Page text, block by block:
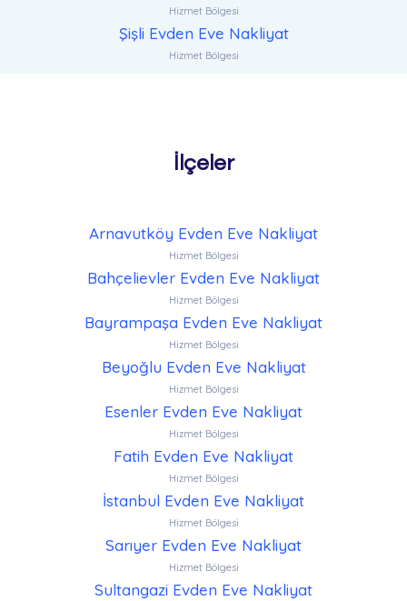
Hizmet Bölgesi
Şişli Evden Eve Nakliyat
Hizmet Bölgesi
İlçeler
Arnavutköy Evden Eve Nakliyat
Hizmet Bölgesi
Bahçelievler Evden Eve Nakliyat
Hizmet Bölgesi
Bayrampaşa Evden Eve Nakliyat
Hizmet Bölgesi
Beyoğlu Evden Eve Nakliyat
Hizmet Bölgesi
Esenler Evden Eve Nakliyat
Hizmet Bölgesi
Fatih Evden Eve Nakliyat
Hizmet Bölgesi
İstanbul Evden Eve Nakliyat
Hizmet Bölgesi
Sarıyer Evden Eve Nakliyat
Hizmet Bölgesi
Sultangazi Evden Eve Nakliyat